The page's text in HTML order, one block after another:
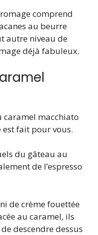
comprend
au beurre
autre niveau de
déjà fabuleux.
caramel macchiato
est fait pour vous.
du gâteau au
de l’espresso
de crème fouettée
au caramel, ils
descendre dessus